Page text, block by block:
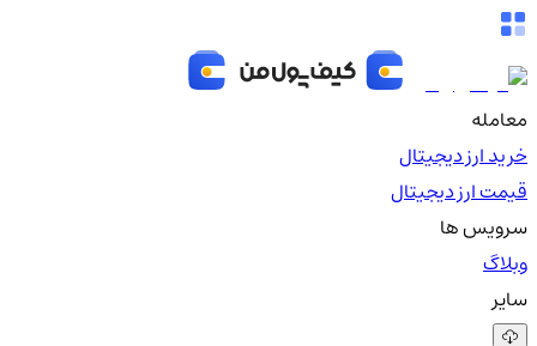
معامله
خرید ارز دیجیتال
قیمت ارز دیجیتال
سرویس ها
وبلاگ
سایر